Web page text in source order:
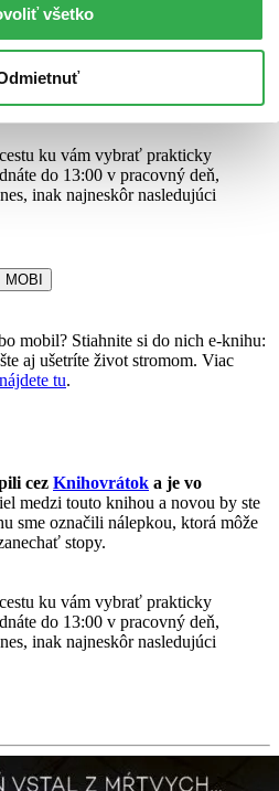
všetko
dennom poriadku a doplácajú na ne
so zbraňami preto pôsobí
ku vám vybrať prakticky
do 13:00 v pracovný deň,
inak najneskôr nasledujúci
MOBI
mobil? Stiahnite si do nich e-knihu:
aj ušetríte život stromom. Viac
nájdete tu.
cez Knihovrátok a je vo
medzi touto knihou a novou by ste
sme označili nálepkou, ktorá môže
stopy.
ku vám vybrať prakticky
do 13:00 v pracovný deň,
inak najneskôr nasledujúci